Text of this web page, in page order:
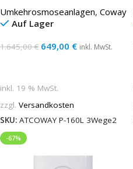
(schwarz)
Umkehrosmoseanlagen, Coway
Auf Lager
1.645,00€ 649,00 € inkl. MwSt.
inkl. 19 % MwSt.
zzgl. Versandkosten
SKU: ATCOWAY P-160L 3Wege2
-67%